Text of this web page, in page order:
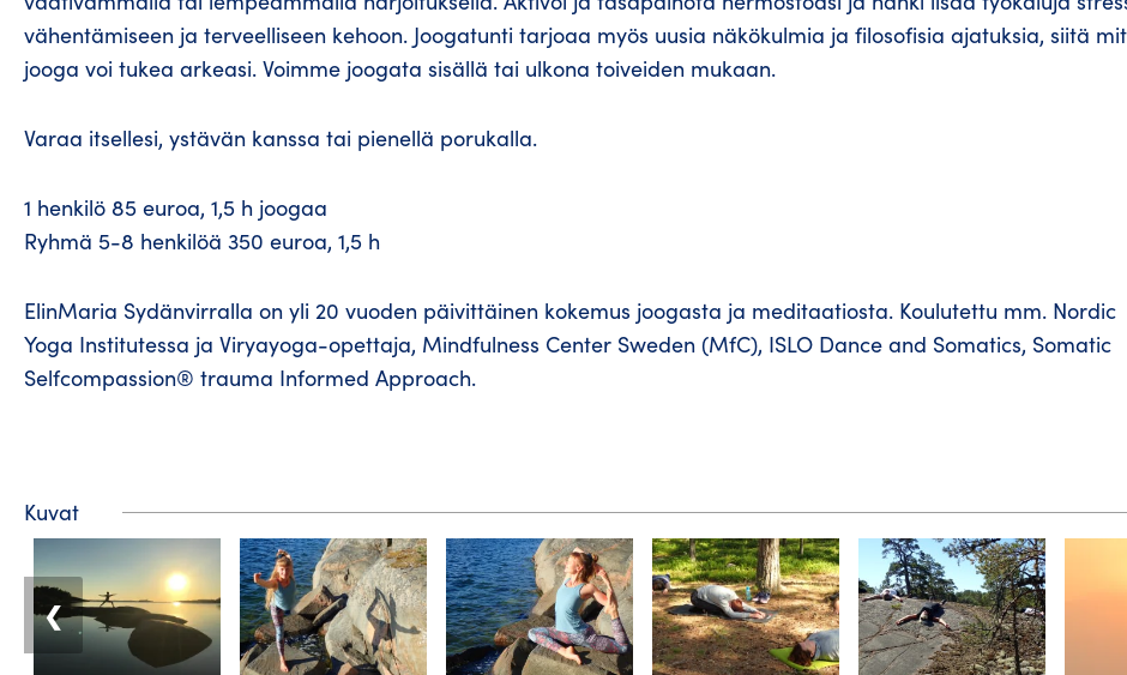
vähentämiseen ja terveelliseen kehoon. Joogatunti tarjoaa myös uusia näkökulmia ja filosofisia ajatuksia, siitä
jooga voi tukea arkeasi. Voimme joogata sisällä tai ulkona toiveiden mukaan.
Varaa itsellesi, ystävän kanssa tai pienellä porukalla.
1 henkilö 85 euroa, 1,5 h joogaa
Ryhmä 5-8 henkilöä 350 euroa, 1,5 h
ElinMaria Sydänvirralla on yli 20 vuoden päivittäinen kokemus joogasta ja meditaatiosta. Koulutettu mm. Nordic
Yoga Institutessa ja Viryayoga-opettaja, Mindfulness Center Sweden (MfC), ISLO Dance and Somatics, Somatic
Selfcompassion® trauma Informed Approach.
Kuvat
❮